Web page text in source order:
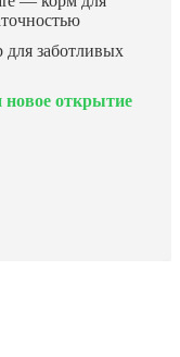
заботливых
открытие